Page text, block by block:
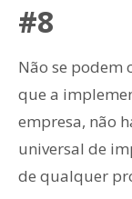
#8
Não se podem
que a
empresa, não
universal de
de qualquer